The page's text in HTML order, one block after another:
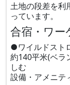
土地の段差を利
っています。
合宿・ワー
●ワイルドスト
約140平米(ベラ
しむ
設備・アメニテ